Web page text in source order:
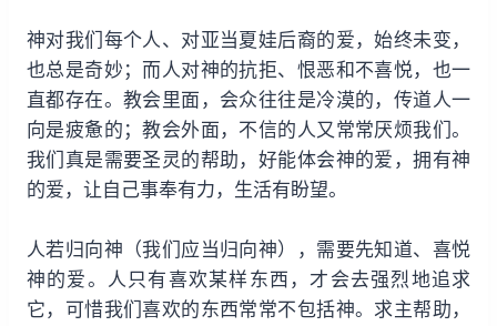
神对我们每个人、对亚当夏娃后裔的爱，始终未变，
也总是奇妙；而人对神的抗拒、恨恶和不喜悦，也一
直都存在。教会里面，会众往往是冷漠的，传道人一
向是疲惫的；教会外面，不信的人又常常厌烦我们。
我们真是需要圣灵的帮助，好能体会神的爱，拥有神
的爱，让自己事奉有力，生活有盼望。
人若归向神（我们应当归向神），需要先知道、喜悦
神的爱。人只有喜欢某样东西，才会去强烈地追求
它，可惜我们喜欢的东西常常不包括神。求主帮助，